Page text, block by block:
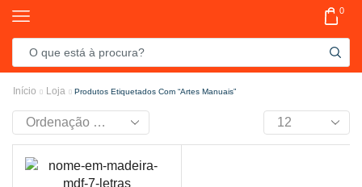
0
Início Loja Produtos Etiquetados Com “artes Manuais”